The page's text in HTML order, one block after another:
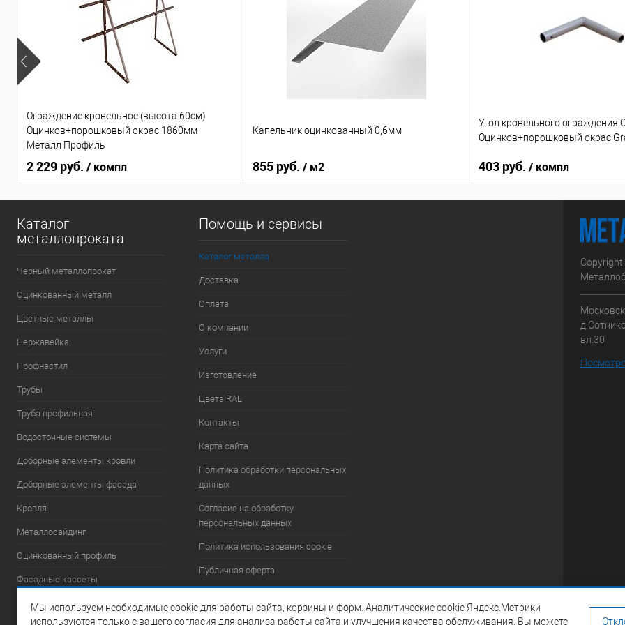
Ограждение кровельное (высота 60см)
Оцинков+порошковый окрас 1860мм
Металл Профиль
2 229 руб. / компл
Капельник оцинкованный 0,6мм
855 руб. / м2
Угол кровельного ограждения
Оцинков+порошковый окрас
403 руб. / компл
Каталог
металлопроката
Черный металлопрокат
Оцинкованный металл
Цветные металлы
Нержавейка
Профнастил
Трубы
Труба профильная
Водосточные системы
Доборные элементы кровли
Доборные элементы фасада
Кровля
Металлосайдинг
Оцинкованный профиль
Фасадные кассеты
Фасадные системы
Помощь и сервисы
Каталог металла
Доставка
Оплата
О компании
Услуги
Изготовление
Цвета RAL
Контакты
Карта сайта
Политика обработки персональных
данных
Согласие на обработку
персональных данных
Политика использования cookie
Публичная оферта
вл.30
Мы используем необходимые cookie для работы сайта, корзины и форм. Аналитические cookie Яндекс.Метрики
используются только с вашего согласия для анализа работы сайта и улучшения качества обслуживания. Вы можете